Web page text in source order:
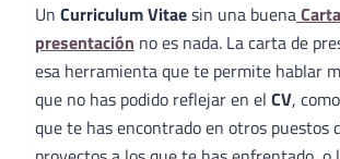
Un Curriculum Vitaesin una buena
presentación no es nada. La carta de
esa herramienta que te permite hablar
que no has podido reflejar en el CV,
que te has encontrado en otros puestos